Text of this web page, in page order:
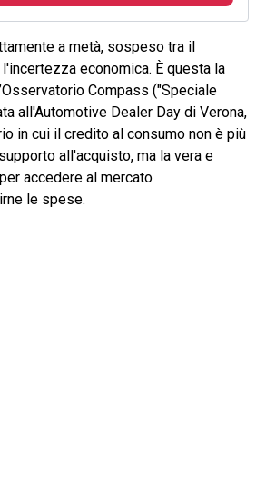
a metà, sospeso tra il
economica. È questa la
Compass ("Speciale
all'Automotive Dealer Day di Verona,
in cui il credito al consumo non è più
all'acquisto, ma la vera e
accedere al mercato
le spese.